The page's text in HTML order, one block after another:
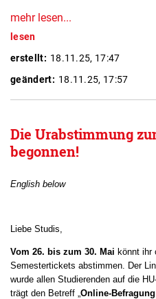
mehr lesen...
lesen
erstellt: 18.11.25, 17:47
geändert: 18.11.25, 17:57
Die Urabstimmung
begonnen!
English below
Liebe Studis,
Vom 26. bis zum 30. Mai könnt ihr
Semestertickets abstimmen. Der
wurde allen Studierenden auf die
trägt den Betreff „ Online-